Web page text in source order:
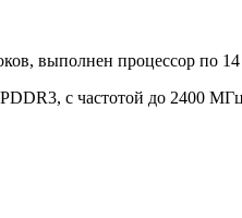
выполнен процессор по
с частотой до 2400